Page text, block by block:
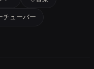
チューバー